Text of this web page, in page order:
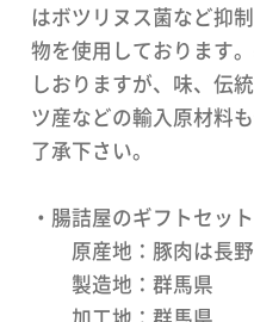
はボツリヌス菌など抑
物を使用しております
しおりますが、味、伝
ツ産などの輸入原材料
了承下さい。
・腸詰屋のギフトセッ
原産地：豚肉は長野
製造地：群馬県